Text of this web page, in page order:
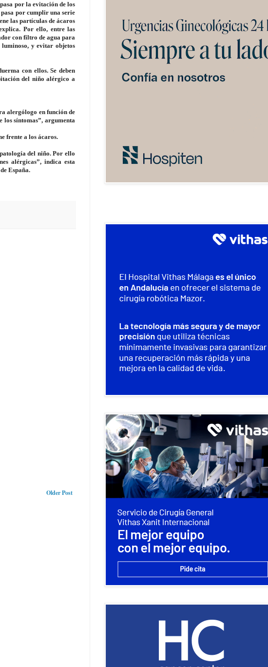
por la evitación de los
por cumplir una serie
las partículas de ácaros
Por ello, entre las
con filtro de agua para
y evitar objetos
con ellos. Se deben
del niño alérgico a
alergólogo en función de
los síntomas”, argumenta
frente a los ácaros.
del niño. Por ello
alérgicas”, indica esta
España.
Older Post